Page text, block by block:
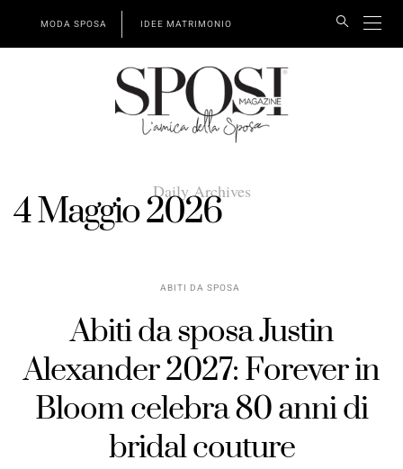
MODA SPOSA IDEE MATRIMONIO
Daily Archives
4 Maggio 2026
ABITI DA SPOSA
Abiti da sposa Justin
Alexander 2027: Forever in
Bloom celebra 80 anni di
bridal couture